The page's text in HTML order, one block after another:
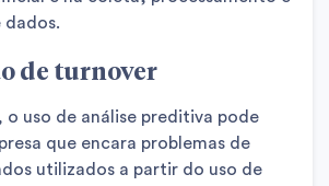
dados.
de turnover
o uso de análise preditiva pode
que encara problemas de
utilizados a partir do uso de